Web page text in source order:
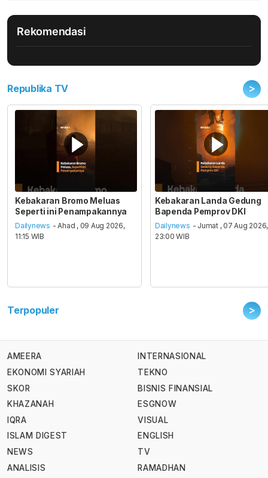
Rekomendasi
Republika TV >
Kebakaran Bromo Meluas
Seperti ini Penampakannya
Dailynews - Ahad , 09 Aug 2026,
11:15 WIB
Kebakaran Landa Gedung
Bapenda Pemprov DKI
Dailynews - Jumat , 07 Aug 2026,
23:00 WIB
Terpopuler >
AMEERA
EKONOMI SYARIAH
SKOR
KHAZANAH
IQRA
ISLAM DIGEST
NEWS
ANALISIS
INTERNASIONAL
TEKNO
BISNIS FINANSIAL
ESGNOW
VISUAL
ENGLISH
TV
RAMADHAN